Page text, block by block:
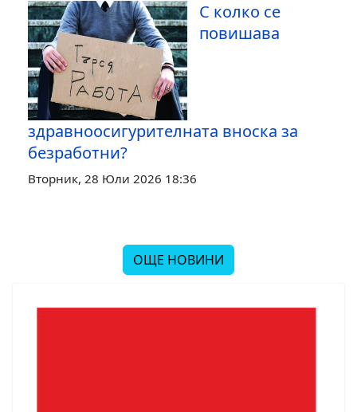
С колко се
повишава
здравноосигурителната вноска за
безработни?
Вторник, 28 Юли 2026 18:36
ОЩЕ НОВИНИ